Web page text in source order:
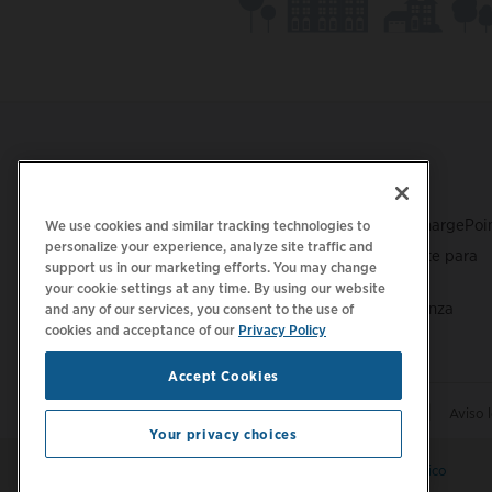
Asistencia de
Centro de soporte para
conductores
Centro de confianza
Política de privacidad | Tus opciones de privacidad Aviso
Administrar preferencias de correo electrónico
We use cookies and similar tracking technologies to
personalize your experience, analyze site traffic and
support us in our marketing efforts. You may change
your cookie settings at any time. By using our website
and any of our services, you consent to the use of
cookies and acceptance of our Privacy Policy
Accept Cookies
Your privacy choices